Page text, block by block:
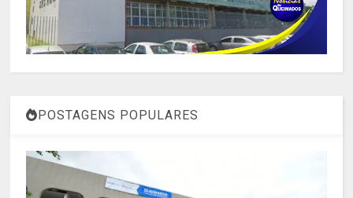
POSTAGENS POPULARES